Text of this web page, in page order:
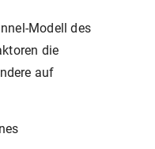
Modell des
die
auf